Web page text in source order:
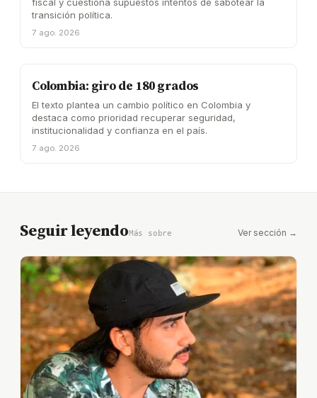
fiscal y cuestiona supuestos intentos de sabotear la
transición política.
7 ago. 2026
Colombia: giro de 180 grados
El texto plantea un cambio político en Colombia y
destaca como prioridad recuperar seguridad,
institucionalidad y confianza en el país.
7 ago. 2026
Seguir leyendoMás sobre Ver sección →